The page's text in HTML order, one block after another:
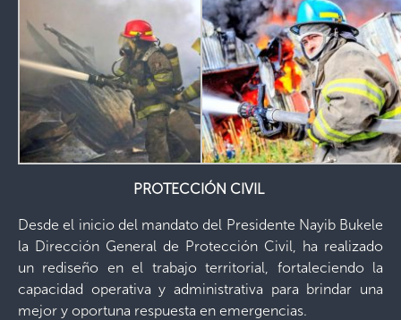
PROTECCIÓN CIVIL
Desde el inicio del mandato del Presidente Nayib Bukele
la Dirección General de Protección Civil, ha realizado
un rediseño en el trabajo territorial, fortaleciendo la
capacidad operativa y administrativa para brindar una
mejor y oportuna respuesta en emergencias.